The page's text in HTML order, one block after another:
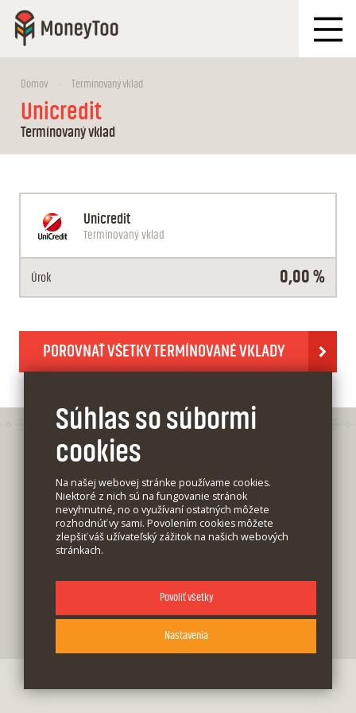
Súhlas so súbormi
cookies
Na našej webovej stránke používame cookies.
Niektoré z nich sú na fungovanie stránok
nevyhnutné, no o využívaní ostatných môžete
rozhodnúť vy sami. Povolením cookies môžete
zlepšiť váš užívateľský zážitok na našich webových
stránkach.
Cookies sú malé textové súbory, ktoré môžu byť
používané webovými stránkami, aby urobili
užívateľský zážitok efektívnym.
Vďaka ním vám vieme na našej stránke ponúknuť
môžete zapnúť alebo vypnúť súhlas k uvedeným
Povoliť všetky
Nastavenia
Domov Termínovaný vklad
Unicredit
Termínovaný vklad
Unicredit
Termínovaný vklad
Úrok 0,00 %
POROVNAŤ VŠETKY TERMÍNOVANÉ VKLADY
Blog